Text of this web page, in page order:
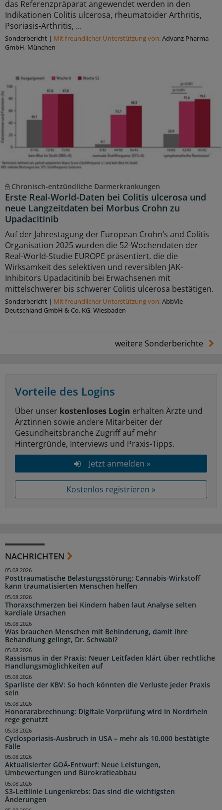
das Referenzpräparat angewendet werden in den
Indikationen Colitis ulcerosa, rheumatoider Arthritis,
Psoriasis-Arthritis, ...
Sonderbericht | Mit freundlicher Unterstützung von:Advanz Pharma
GmbH, München
Chronisch-entzündliche Darmerkrankungen
Erste Real-World-Daten bei Colitis ulcerosa und
neue Langzeitdaten bei Morbus Crohn zu
Upadacitinib
Auf der Jahrestagung der European Crohn’s and Colitis
Organisation 2025 wurden die 52-Wochendaten der
Real-World-Studie EUROPE präsentiert, die die
Wirksamkeit des selektiven und reversiblen JAK-
Inhibitors Upadacitinib bei Erwachsenen mit
mittelschwerer bis schwerer Colitis ulcerosa bestätigen.
Sonderbericht | Mit freundlicher Unterstützung von:AbbVie
Deutschland GmbH & Co. KG, Wiesbaden
weitere Sonderberichte
Vorteile des Logins
Über unser kostenloses Login erhalten Ärzte und
Ärztinnen sowie andere Mitarbeiter der
Gesundheitsbranche Zugriff auf mehr
Hintergründe, Interviews und Praxis-Tipps.
Jetzt anmelden »
Kostenlos registrieren »
NACHRICHTEN
Posttraumatische Belastungsstörung: Cannabis-Wirkstoff
kann traumatisierten Menschen helfen
05.08.2026
Thoraxschmerzen bei Kindern haben laut Analyse selten
kardiale Ursachen
05.08.2026
Was brauchen Menschen mit Behinderung, damit ihre
Behandlung gelingt, Dr. Schwabl?
05.08.2026
Rassismus in der Praxis: Neuer Leitfaden klärt über rechtliche
Handlungsmöglichkeiten auf
05.08.2026
Sparliste der KBV: So hoch könnten die Verluste jeder Praxis
sein
05.08.2026
Honorarabrechnung: Digitale Vorprüfung wird in Nordrhein
rege genutzt
05.08.2026
Cyclosporiasis-Ausbruch in USA – mehr als 10.000 bestätigte
Fälle
05.08.2026
Aktualisierter GOÄ-Entwurf: Neue Leistungen,
Umbewertungen und Bürokratieabbau
05.08.2026
S3-Leitlinie Lungenkrebs: Das sind die wichtigsten
Änderungen
05.08.2026